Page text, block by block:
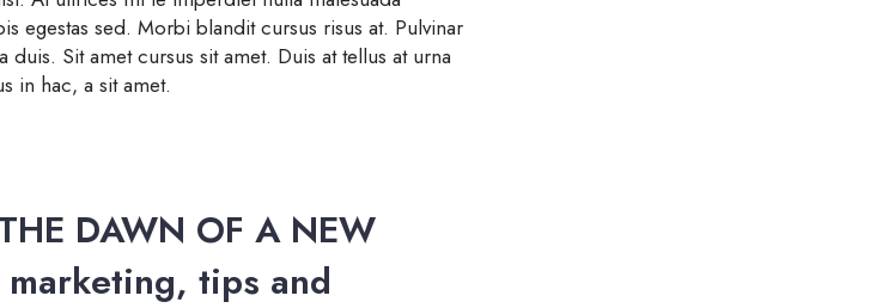
egestas sed. Morbi blandit cursus risus at. Pulvinar
Sit amet cursus sit amet. Duis at tellus at urna
in hac, a sit amet.
DAWN OF A NEW
marketing, tips and